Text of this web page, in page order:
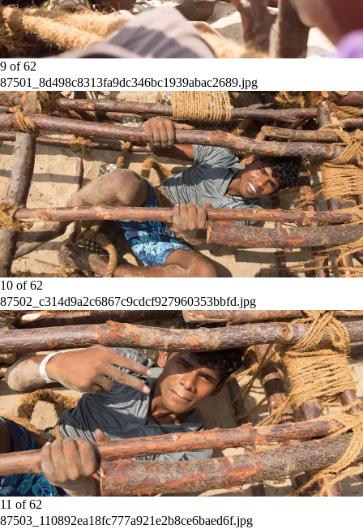
9 of62
87501_8d498c8313fa9dc346bc1939abac2689.jpg
10 of62
87502_c314d9a2c6867c9cdcf927960353bbfd.jpg
11 of62
87503_110892ea18fc777a921e2b8ce6baed6f.jpg